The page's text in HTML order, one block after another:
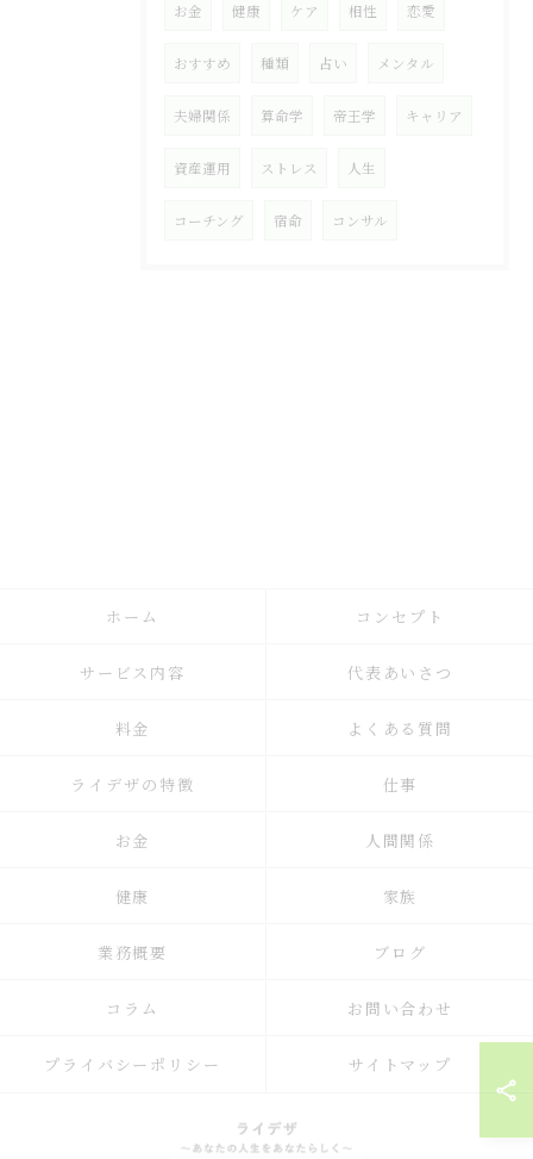
お金 健康 ケア 相性 恋愛
おすすめ 種類 占い メンタル
夫婦関係 算命学 帝王学 キャリア
資産運用 ストレス 人生
コーチング 宿命 コンサル
ホーム コンセプト
サービス内容 代表あいさつ
料金 よくある質問
ライデザの特徴 仕事
お金 人間関係
健康 家族
業務概要 ブログ
コラム お問い合わせ
プライバシーポリシー サイトマップ